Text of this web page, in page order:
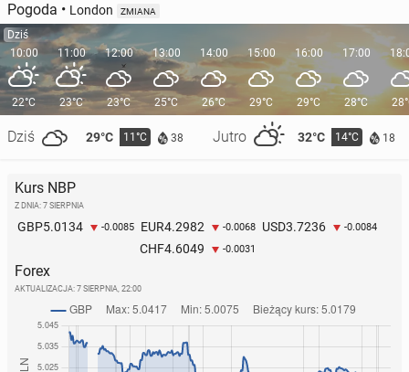
Pogoda • London ZMIANA
Dziś
10:00
22°C
Dziś 29°C 11°C 38 Jutro 32°C 14°C 18
11:00
23°C
12:00
23°C
13:00
25°C
14:00
26°C
15:00
29°C
16:00
29°C
17:00
28°C
Kurs NBP
Z DNIA: 7 SIERPNIA
GBP5.0134 -0.0085 EUR4.2982 -0.0068 USD3.7236 -0.0084
CHF4.6049 -0.0031
Forex
AKTUALIZACJA: 7 SIERPNIA, 22:00